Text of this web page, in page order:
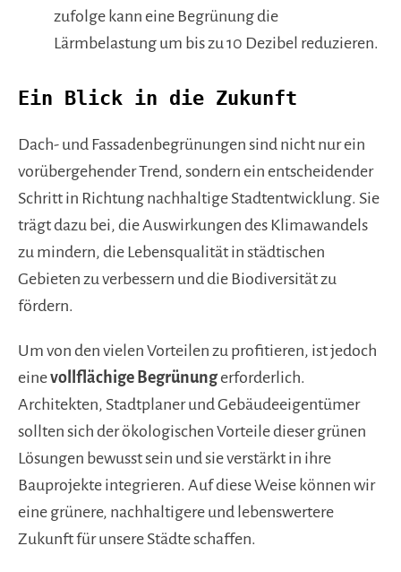
zufolge kann eine Begrünung die
Lärmbelastung um bis zu 10 Dezibel reduzieren.
Ein Blick in die Zukunft
Dach- und Fassadenbegrünungen sind nicht nur ein
vorübergehender Trend, sondern ein entscheidender
Schritt in Richtung nachhaltige Stadtentwicklung. Sie
trägt dazu bei, die Auswirkungen des Klimawandels
zu mindern, die Lebensqualität in städtischen
Gebieten zu verbessern und die Biodiversität zu
fördern.
Um von den vielen Vorteilen zu profitieren, ist jedoch
einevollflächige Begrünungerforderlich.
Architekten, Stadtplaner und Gebäudeeigentümer
sollten sich der ökologischen Vorteile dieser grünen
Lösungen bewusst sein und sie verstärkt in ihre
Bauprojekte integrieren. Auf diese Weise können wir
eine grünere, nachhaltigere und lebenswertere
Zukunft für unsere Städte schaffen.